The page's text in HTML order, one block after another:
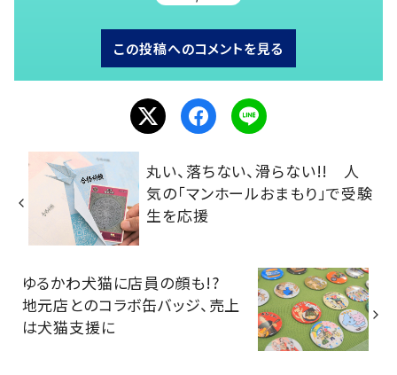
この投稿へのコメントを見る
丸い、落ちない、滑らない!! 人
気の「マンホールおまもり」で受験
生を応援
ゆるかわ犬猫に店員の顔も!?
地元店とのコラボ缶バッジ、売上
は犬猫支援に